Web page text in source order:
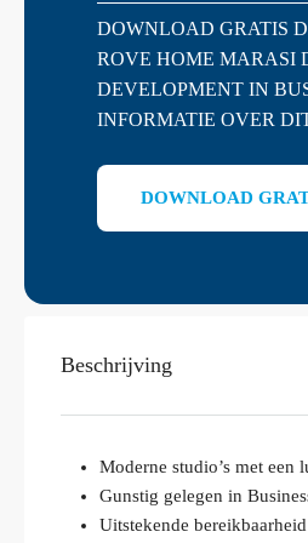
DOWNLOAD GRATIS
ROVE HOME MARASI
DEVELOPMENT IN
INFORMATIE OVER
DOWNLOAD
Beschrijving
Moderne studio’s met
Gunstig gelegen in
Uitstekende